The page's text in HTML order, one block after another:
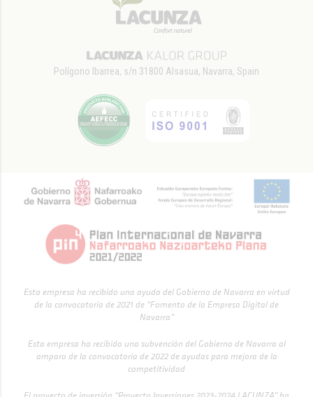
Polígono Ibarrea, s/n 31800 Alsasua, Navarra, Spain
Esta empresa ha recibido una ayuda del Gobierno de Navarra en virtud
de la convocatoria de 2021 de “Fomento de la Empresa Digital de
Navarra”
Esta empresa ha recibido una subvención del Gobierno de Navarra al
amparo de la convocatoria de 2022 de ayudas para mejora de la
competitividad